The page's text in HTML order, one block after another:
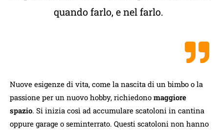
quando farlo, e nel farlo.
Nuove esigenze di vita, come la nascita di un bimbo o la
passione per un nuovo hobby, richiedono maggiore
spazio. Si inizia così ad accumulare scatoloni in cantina
oppure garage o seminterrato. Questi scatoloni non hanno